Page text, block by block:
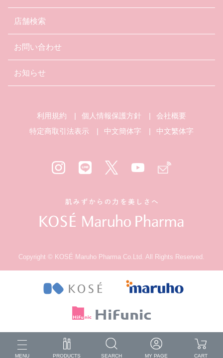
MENU PRODUCTS SEARCH MY PAGE CART
店舗検索
お問い合わせ
お知らせ
利用規約 個人情報保護方針
会社概要
特定商取引法表示
中文簡体字 中文繁体字
Copyright © KOSÉ Maruho Pharma Co.Ltd. All Rights Reserved.